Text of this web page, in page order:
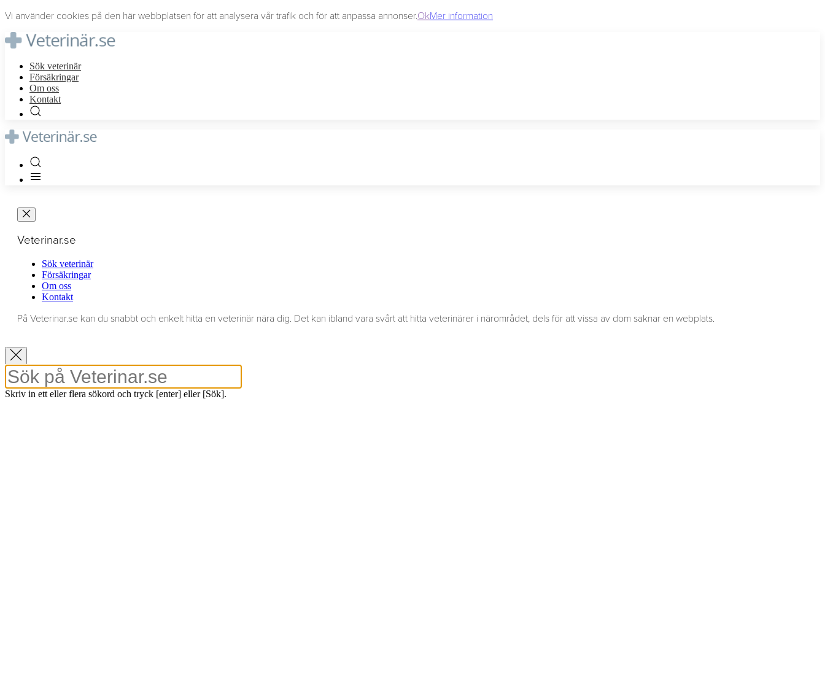
Vi använder cookies på den här webbplatsen för att analysera vår trafik och för att anpassa annonser.OkMer information
Sök veterinär
Försäkringar
Om oss
Kontakt
Veterinar.se
Sök veterinär
Försäkringar
Om oss
Kontakt
På Veterinar.se kan du snabbt och enkelt hitta en veterinär nära dig. Det kan ibland vara svårt att hitta veterinärer i närområdet, dels för att vissa av dom saknar en webplats.
Skriv in ett eller flera sökord och tryck [enter] eller [Sök].